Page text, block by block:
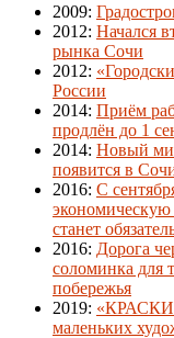
2009:
2012: Начался
рынка Сочи
2012:
России
2014: Приём
продлён до 1
2014: Новый
появится в
2016: С
экономическую
станет
2016: Дорога
соломинка для
побережья
2019:
маленьких